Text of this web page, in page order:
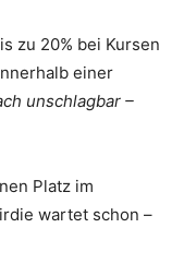
zu 20% bei Kursen
einer
unschlagbar –
Platz im
wartet schon –